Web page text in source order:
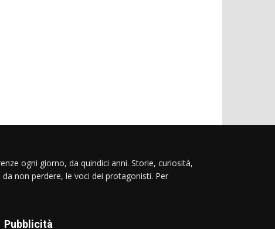
ogni giorno, da quindici anni. Storie, curiosità,
non perdere, le voci dei protagonisti. Per
Pubblicità